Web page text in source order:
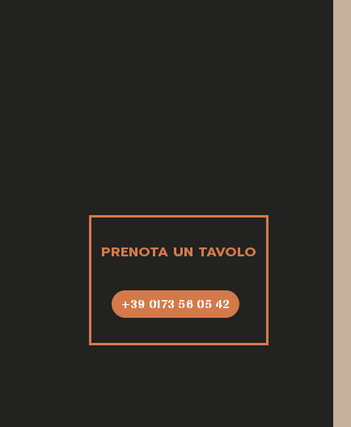
PRENOTA UN TAVOLO
+39 0173 56 05 42